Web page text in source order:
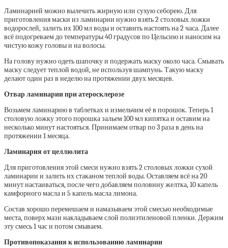
Ламинарией можно вылечить жирную или сухую себорею. Для
приготовления маски из ламинарии нужно взять 2 столовых ложки
водорослей, залить их 100 мл воды и оставить настоять на 2 часа. Далее
всё подогреваем до температуры 40 градусов по Цельсию и наносим на
чистую кожу головы и на волосы.
На голову нужно одеть шапочку и подержать маску около часа. Смывать
маску следует теплой водой, не используя шампунь. Такую маску
делают один раз в неделю на протяжении двух месяцев.
Отвар ламинарии при атеросклерозе
Возьмемламинарию в таблеткахи измельчим её в порошок. Теперь 1
столовую ложку этого порошка зальем 100 мл кипятка и оставим на
несколько минут настояться. Принимаем отвар по 3 раза в день на
протяжении 1 месяца.
Ламинария от целлюлита
Для приготовления этой смеси нужно взять 2 столовых ложки сухой
ламинарии и залить их стаканом теплой воды. Оставляем всё на 20
минут настаиваться, после чего добавляем половину желтка, 10 капель
камфорного масла и 5 капель масла лимона.
Состав хорошо перемешаем и намазываем этой смесью необходимые
места, поверх мази накладываем слой полиэтиленовой пленки. Держим
эту смесь 1 час и потом смываем.
Противопоказания к использованию ламинарии